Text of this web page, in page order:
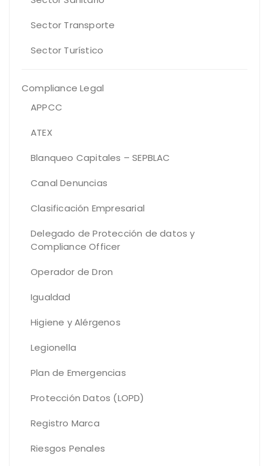
Sector Transporte
Sector Turístico
Compliance Legal
APPCC
ATEX
Blanqueo Capitales – SEPBLAC
Canal Denuncias
Clasificación Empresarial
Delegado de Protección de datos y
Compliance Officer
Operador de Dron
Igualdad
Higiene y Alérgenos
Legionella
Plan de Emergencias
Protección Datos (LOPD)
Registro Marca
Riesgos Penales